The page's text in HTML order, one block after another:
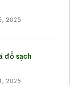
2025
đổ sạch
2025